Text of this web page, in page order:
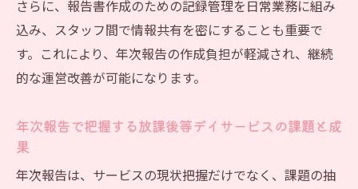
さらに、報告書作成のための記録管理を日常業務に組み
込み、スタッフ間で情報共有を密にすることも重要で
す。これにより、年次報告の作成負担が軽減され、継続
的な運営改善が可能になります。
年次報告で把握する放課後等デイサービスの課題と成
果
年次報告は、サービスの現状把握だけでなく、課題の抽